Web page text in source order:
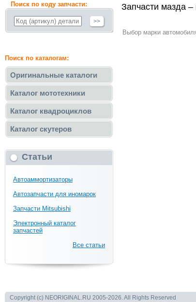
Поиск по коду запчасти:
>>
Поиск по каталогам:
Оригинальные каталоги
Каталог мототехники
Каталог квадроциклов
Каталог скутеров
Статьи
Автоаммортизаторы
Автозапчасти для иномарок
Запчасти Mitsubishi
Электронный каталог
запчастей
Все статьи
Запчасти мазда
Выбор марки
Copyright (c) NEORIGINAL.RU 2005-2026. All Rights Reserved